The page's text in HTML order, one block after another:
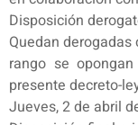
Disposición
Quedan
rango se
presente decreto-
Jueves, 2 de abril